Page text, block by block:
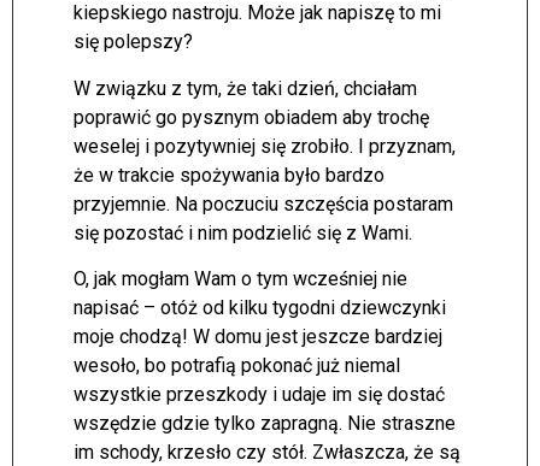
kiepskiego nastroju. Może jak napiszę to mi
się polepszy?
W związku z tym, że taki dzień, chciałam
poprawić go pysznym obiadem aby trochę
weselej i pozytywniej się zrobiło. I przyznam,
że w trakcie spożywania było bardzo
przyjemnie. Na poczuciu szczęścia postaram
się pozostać i nim podzielić się z Wami.
O, jak mogłam Wam o tym wcześniej nie
napisać – otóż od kilku tygodni dziewczynki
moje chodzą! W domu jest jeszcze bardziej
wesoło, bo potrafią pokonać już niemal
wszystkie przeszkody i udaje im się dostać
wszędzie gdzie tylko zapragną. Nie straszne
im schody, krzesło czy stół. Zwłaszcza, że są